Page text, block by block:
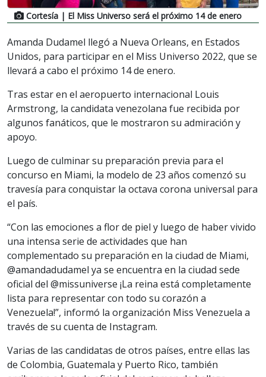
Cortesía | El Miss Universo será el próximo 14 de enero
Amanda Dudamel llegó a Nueva Orleans, en Estados
Unidos, para participar en el Miss Universo 2022, que se
llevará a cabo el próximo 14 de enero.
Tras estar en el aeropuerto internacional Louis
Armstrong, la candidata venezolana fue recibida por
algunos fanáticos, que le mostraron su admiración y
apoyo.
Luego de culminar su preparación previa para el
concurso en Miami, la modelo de 23 años comenzó su
travesía para conquistar la octava corona universal para
el país.
“Con las emociones a flor de piel y luego de haber vivido
una intensa serie de actividades que han
complementado su preparación en la ciudad de Miami,
@amandadudamel ya se encuentra en la ciudad sede
oficial del @missuniverse ¡La reina está completamente
lista para representar con todo su corazón a
Venezuela!”, informó la organización Miss Venezuela a
través de su cuenta de Instagram.
Varias de las candidatas de otros países, entre ellas las
de Colombia, Guatemala y Puerto Rico, también